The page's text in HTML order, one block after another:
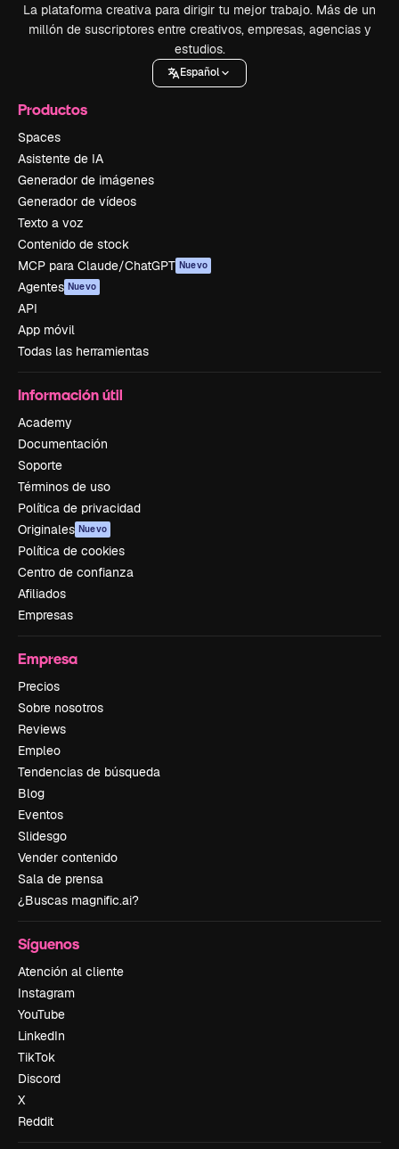
La plataforma creativa para dirigir tu mejor trabajo. Más de un
millón de suscriptores entre creativos, empresas, agencias y
estudios.
Español
Productos
Spaces
Asistente de IA
Generador de imágenes
Generador de vídeos
Texto a voz
Contenido de stock
MCP para Claude/ChatGPT Nuevo
Agentes Nuevo
API
App móvil
Todas las herramientas
Información útil
Academy
Documentación
Soporte
Términos de uso
Política de privacidad
Originales Nuevo
Política de cookies
Centro de confianza
Afiliados
Empresas
Empresa
Precios
Sobre nosotros
Reviews
Empleo
Tendencias de búsqueda
Blog
Eventos
Slidesgo
Vender contenido
Sala de prensa
¿Buscas magnific.ai?
Síguenos
Atención al cliente
Instagram
YouTube
LinkedIn
TikTok
Discord
X
Reddit